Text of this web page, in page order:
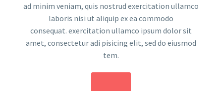
ad minim veniam, quis nostrud exercitation ullamco
laboris nisi ut aliquip ex ea commodo
consequat. exercitation ullamco ipsum dolor sit
amet, consectetur adi pisicing elit, sed do eiusmod
tem.